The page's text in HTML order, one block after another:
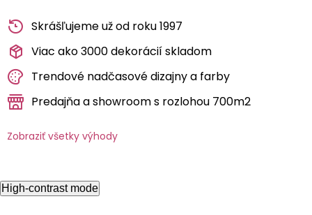
Skrášľujeme už od roku 1997
Viac ako 3000 dekorácií skladom
Trendové nadčasové dizajny a farby
Predajňa a showroom s rozlohou 700m2
Zobraziť všetky výhody
High-contrast mode